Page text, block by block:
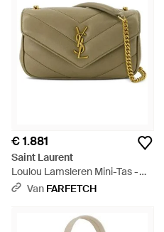
€ 1.881
Saint Laurent
Loulou Lamsleren Mini-Tas -
Groen
Van FARFETCH